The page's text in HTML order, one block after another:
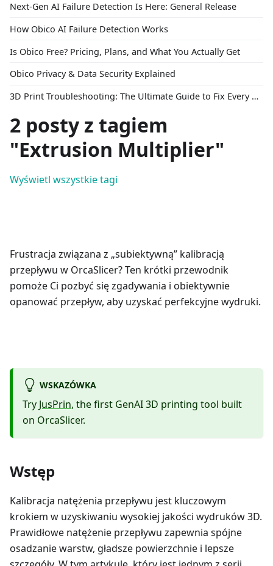
Next-Gen AI Failure Detection Is Here: General Release
How Obico AI Failure Detection Works
Is Obico Free? Pricing, Plans, and What You Actually Get
Obico Privacy & Data Security Explained
3D Print Troubleshooting: The Ultimate Guide to Fix Every Common Problem [2026]
2 posty z tagiem
"Extrusion Multiplier"
Wyświetl wszystkie tagi
Frustracja związana z „subiektywną” kalibracją
przepływu w OrcaSlicer? Ten krótki przewodnik
pomoże Ci pozbyć się zgadywania i obiektywnie
opanować przepływ, aby uzyskać perfekcyjne wydruki.
WSKAZÓWKA
Try JusPrin, the first GenAI 3D printing tool built
on OrcaSlicer.
Wstęp
Kalibracja natężenia przepływu jest kluczowym
krokiem w uzyskiwaniu wysokiej jakości wydruków 3D.
Prawidłowe natężenie przepływu zapewnia spójne
osadzanie warstw, gładsze powierzchnie i lepsze